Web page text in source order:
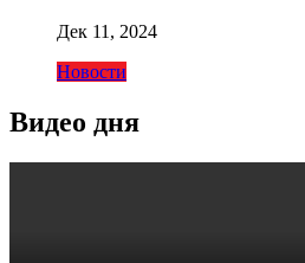
Дек 11, 2024
Новости
Видео дня